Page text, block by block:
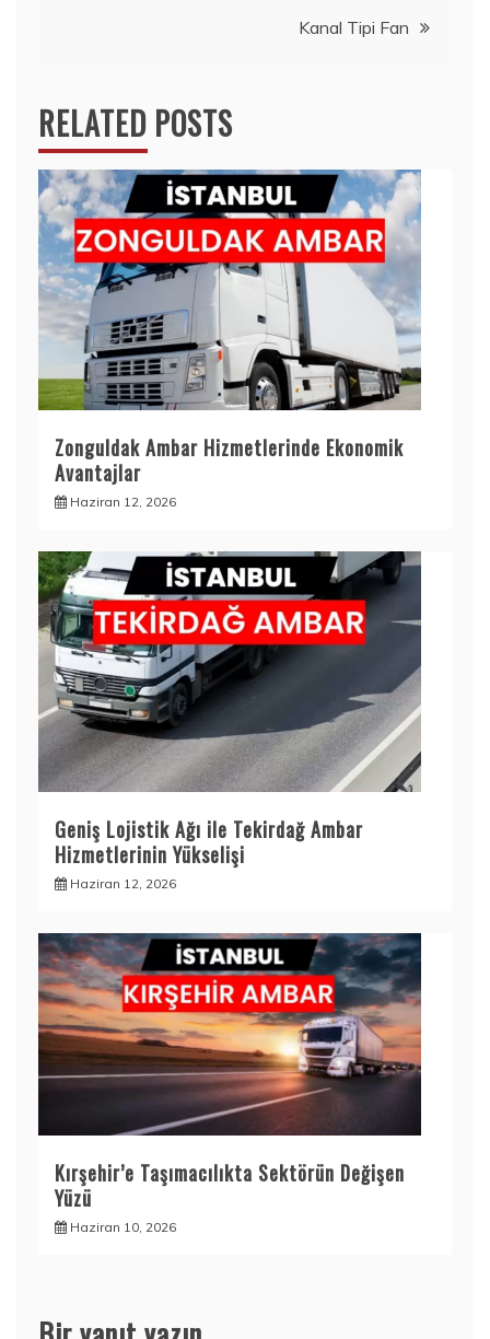
Kanal Tipi Fan
RELATED POSTS
Zonguldak Ambar Hizmetlerinde Ekonomik
Avantajlar
Haziran 12, 2026
Geniş Lojistik Ağı ile Tekirdağ Ambar
Hizmetlerinin Yükselişi
Haziran 12, 2026
Kırşehir’e Taşımacılıkta Sektörün Değişen
Yüzü
Haziran 10, 2026